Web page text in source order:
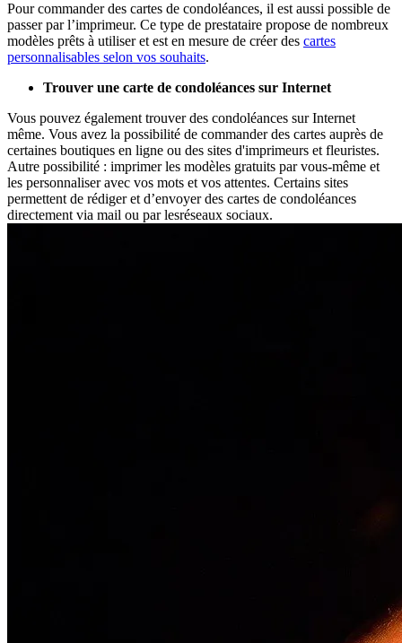
Pour commander des cartes de condoléances, il est aussi possible de
passer par l’imprimeur. Ce type de prestataire propose de nombreux
modèles prêts à utiliser et est en mesure de créer des cartes
personnalisables selon vos souhaits.
Trouver une carte de condoléances sur Internet
Vous pouvez également trouver des condoléances sur Internet
même. Vous avez la possibilité de commander des cartes auprès de
certaines boutiques en ligne ou des sites d'imprimeurs et fleuristes.
Autre possibilité : imprimer les modèles gratuits par vous-même et
les personnaliser avec vos mots et vos attentes. Certains sites
permettent de rédiger et d’envoyer des cartes de condoléances
directement via mail ou par lesréseaux sociaux.